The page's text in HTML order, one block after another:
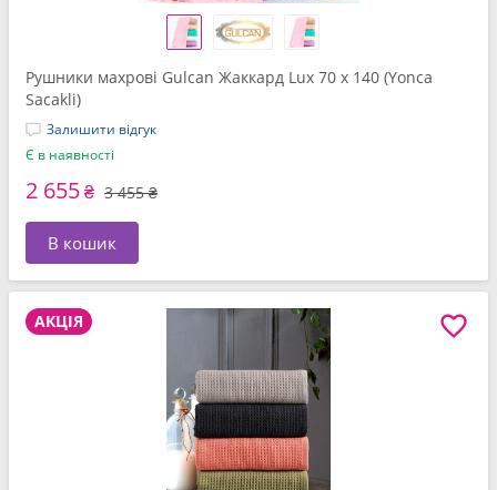
Рушники махрові Gulcan Жаккард Lux 70 x 140 (Yonca
Sacakli)
Залишити відгук
Є в наявності
2 655₴ 3 455 ₴
В кошик
АКЦІЯ